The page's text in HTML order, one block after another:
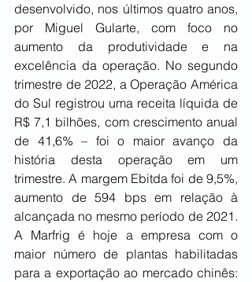
desenvolvido, nos últimos quatro anos,
por Miguel Gularte, com foco no
aumento da produtividade e na
excelência da operação. No segundo
trimestre de 2022, a Operação América
do Sul registrou uma receita líquida de
R$ 7,1 bilhões, com crescimento anual
de 41,6% – foi o maior avanço da
história desta operação em um
trimestre. A margem Ebitda foi de 9,5%,
aumento de 594 bps em relação à
alcançada no mesmo período de 2021.
A Marfrig é hoje a empresa com o
maior número de plantas habilitadas
para a exportação ao mercado chinês: